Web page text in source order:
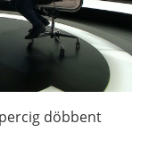
döbbent